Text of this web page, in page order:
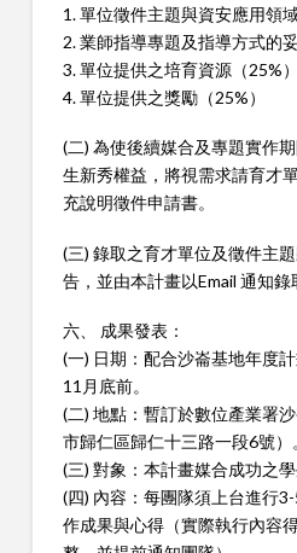
1. 單位徵件主題與資安應用領
2. 業師指導專題及指導方式的
3. 單位提供之培育資源（25%）
4. 單位提供之獎勵（25%）
(二) 為使後續媒合及專題實作
生新秀權益，將視需求請育才
充說明徵件申請書。
(三) 錄取之育才單位及徵件主
告，並由本計畫以Email 通知錄
六、 成果發表：
(一) 日期：配合沙崙基地年度
11月底前。
(二) 地點：暫訂於數位產業署
市歸仁區歸仁十三路一段6號）
(三) 對象：本計畫媒合成功之學
(四) 內容：每團隊須上台進行
作成果與心得（實際執行內容